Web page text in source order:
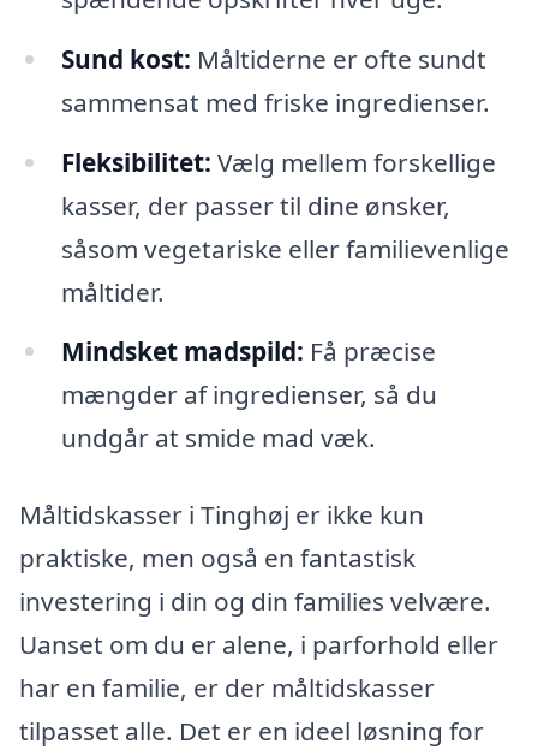
Sund kost: Måltiderne er ofte sundt
sammensat med friske ingredienser.
Fleksibilitet: Vælg mellem forskellige
kasser, der passer til dine ønsker,
såsom vegetariske eller familievenlige
måltider.
Mindsket madspild: Få præcise
mængder af ingredienser, så du
undgår at smide mad væk.
Måltidskasser i Tinghøj er ikke kun
praktiske, men også en fantastisk
investering i din og din families velvære.
Uanset om du er alene, i parforhold eller
har en familie, er der måltidskasser
tilpasset alle. Det er en ideel løsning for